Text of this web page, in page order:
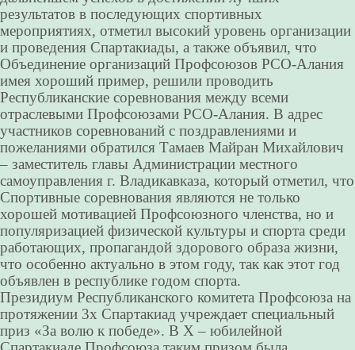
результатов в последующих спортивных
мероприятиях, отметил высокий уровень организации
и проведения Спартакиады, а также объявил, что
Объединение организаций Профсоюзов РСО-Алания
имея хороший пример, решили проводить
Республиканские соревнования между всеми
отраслевыми Профсоюзами РСО-Алания. В адрес
участников соревнований с поздравлениями и
пожеланиями обратился Тамаев Майран Михайлович
– заместитель главы Администрации местного
самоуправления г. Владикавказа, который отметил, что
Спортивные соревнования являются не только
хорошей мотивацией Профсоюзного членства, но и
популяризацией физической культуры и спорта среди
работающих, пропагандой здорового образа жизни,
что особенно актуально в этом году, так как этот год
объявлен в республике годом спорта.
Президиум Республиканского комитета Профсоюза на
протяжении 3х Спартакиад учреждает специальный
приз «За волю к победе». В X – юбилейной